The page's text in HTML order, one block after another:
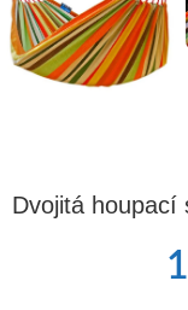
Dvojitá houpací